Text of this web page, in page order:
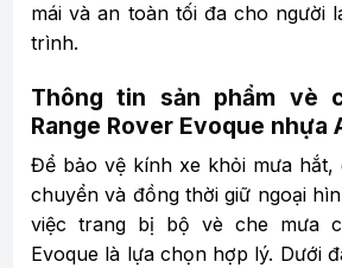
mái và an toàn tối đa cho người
trình.
Thông tin sản phẩm vè
Range Rover Evoque nhựa
Để bảo vệ kính xe khỏi mưa hắt,
chuyển và đồng thời giữ ngoại
việc trang bị bộ vè che mưa
Evoque là lựa chọn hợp lý. Dưới